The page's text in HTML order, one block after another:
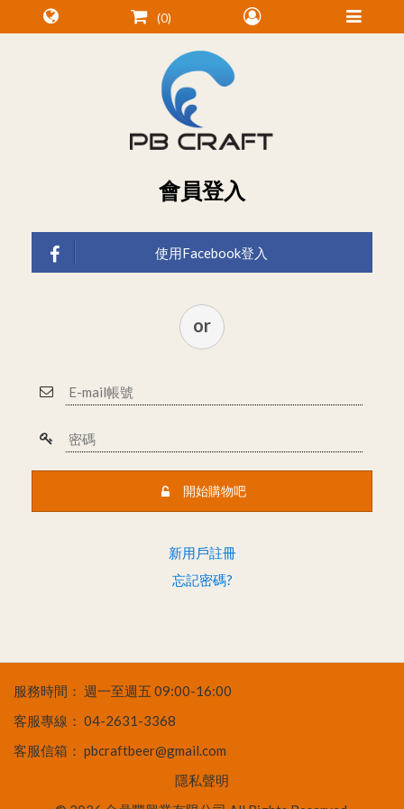
會員登入
使用Facebook登入
or
開始購物吧
新用戶註冊
忘記密碼?
服務時間： 週一至週五 09:00-16:00
客服專線： 04-2631-3368
客服信箱： pbcraftbeer@gmail.com
隱私聲明
0